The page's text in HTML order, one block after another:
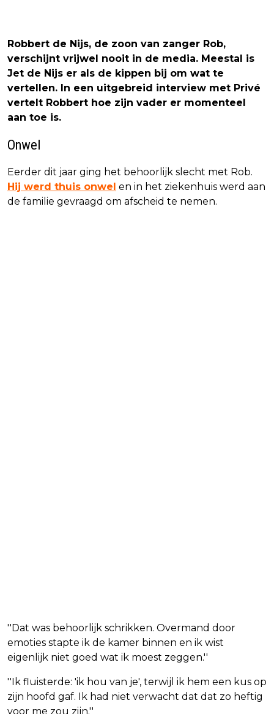
Robbert de Nijs, de zoon van zanger Rob,
verschijnt vrijwel nooit in de media. Meestal is
Jet de Nijs er als de kippen bij om wat te
vertellen. In een uitgebreid interview met Privé
vertelt Robbert hoe zijn vader er momenteel
aan toe is.
Onwel
Eerder dit jaar ging het behoorlijk slecht met Rob.
Hij werd thuis onwel en in het ziekenhuis werd aan
de familie gevraagd om afscheid te nemen.
''Dat was behoorlijk schrikken. Overmand door
emoties stapte ik de kamer binnen en ik wist
eigenlijk niet goed wat ik moest zeggen.''
''Ik fluisterde: 'ik hou van je', terwijl ik hem een kus op
zijn hoofd gaf. Ik had niet verwacht dat dat zo heftig
voor me zou zijn.''